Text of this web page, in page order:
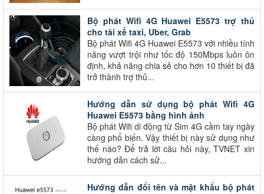
Bộ phát Wifi 4G Huawei E5573 trợ thủ
cho tài xế taxi, Uber, Grab
Bộ phát Wifi 4G Huawei E5573 với nhiều tính
năng vượt trội như tốc độ 150Mbps luôn ôn
định, khả năng chia sẻ cho hơn 10 thiết bị đã
trở thành trợ thủ...
Hướng dẫn sử dụng bộ phát Wifi 4G
Huawei E5573 bằng hình ảnh
Bộ phát Wifi di động từ Sim 4G cầm tay ngày
càng phổ biến. Vậy thiết bị này sử dụng như
thế nào? Để trả lời câu hỏi này, TVNET xin
hướng dẫn cách sử...
Hướng dẫn đổi tên và mật khẩu bộ phát